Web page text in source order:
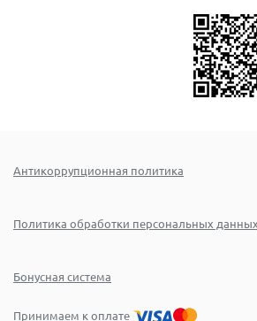
Антикоррупционная политика
Политика обработки персональных данных
Бонусная система
Принимаем к оплате